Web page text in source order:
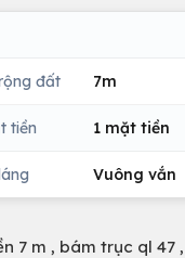
đất 7m
tiền 1 mặt tiền
Vuông vắn
7 m , bám trục ql 47